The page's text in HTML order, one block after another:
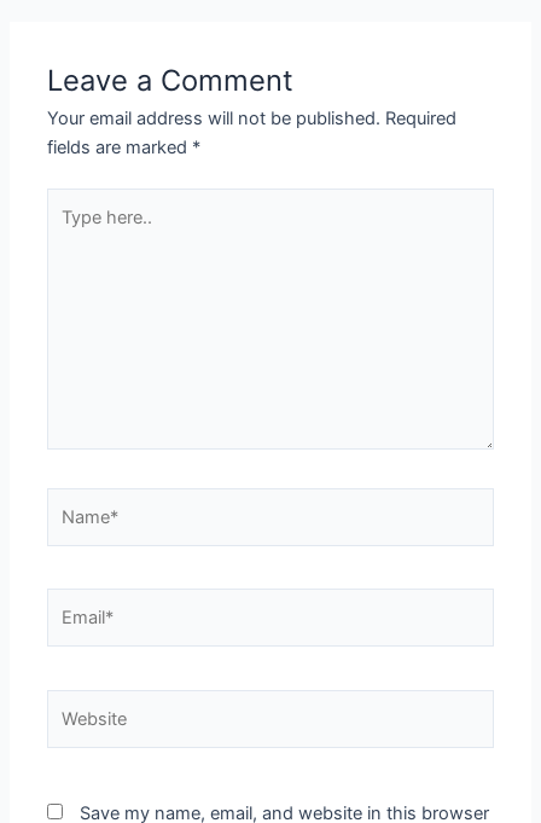
Leave a Comment
Your email address will not be published. Required
fields are marked *
here..
Save my name, email, and website in this browser